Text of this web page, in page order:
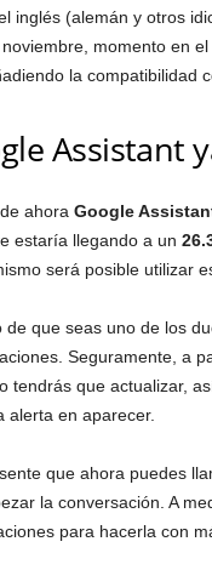
inglés (alemán y otros
momento en
la compatibilidad
Assistant
ahora Google
estaría llegando a un
será posible utilizar
de que seas uno de los
Seguramente, a
tendrás que actualizar,
alerta en aparecer.
que ahora puedes
la conversación. A
para hacerla con